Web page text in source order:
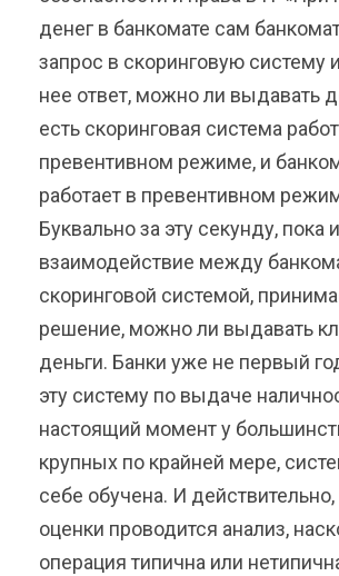
денег в банкомате сам
запрос в скоринговую систему
нее ответ, можно ли выдавать
есть скоринговая система
превентивном режиме, и
работает в превентивном
Буквально за эту секунду, пока
взаимодействие между
скоринговой системой,
решение, можно ли выдавать
деньги. Банки уже не первый
эту систему по выдаче
настоящий момент у
крупных по крайней мере,
себе обучена. И
оценки проводится анализ,
операция типична или